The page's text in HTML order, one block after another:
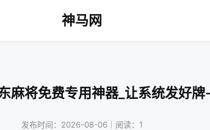
神马网
麻将免费专用神器_让系统发好
发布时间：2026-08-06｜阅读：1